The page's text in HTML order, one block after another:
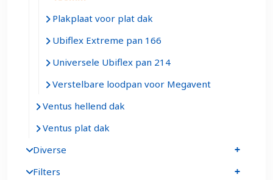
Plakplaat voor plat dak
Ubiflex Extreme pan 166
Universele Ubiflex pan 214
Verstelbare loodpan voor Megavent
Ventus hellend dak
Ventus plat dak
Diverse
Filters